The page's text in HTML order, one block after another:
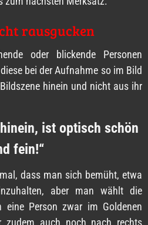
rausgucken
oder blickende Personen
bei der Aufnahme so im Bild
hinein und nicht aus ihr
ist optisch schön
fein!“
dass man sich bemüht, etwa
aber man wählt die
eine Person zwar im Goldenen